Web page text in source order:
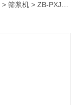
>筛浆机 > ZB-PXJ-1调频振动筛浆机